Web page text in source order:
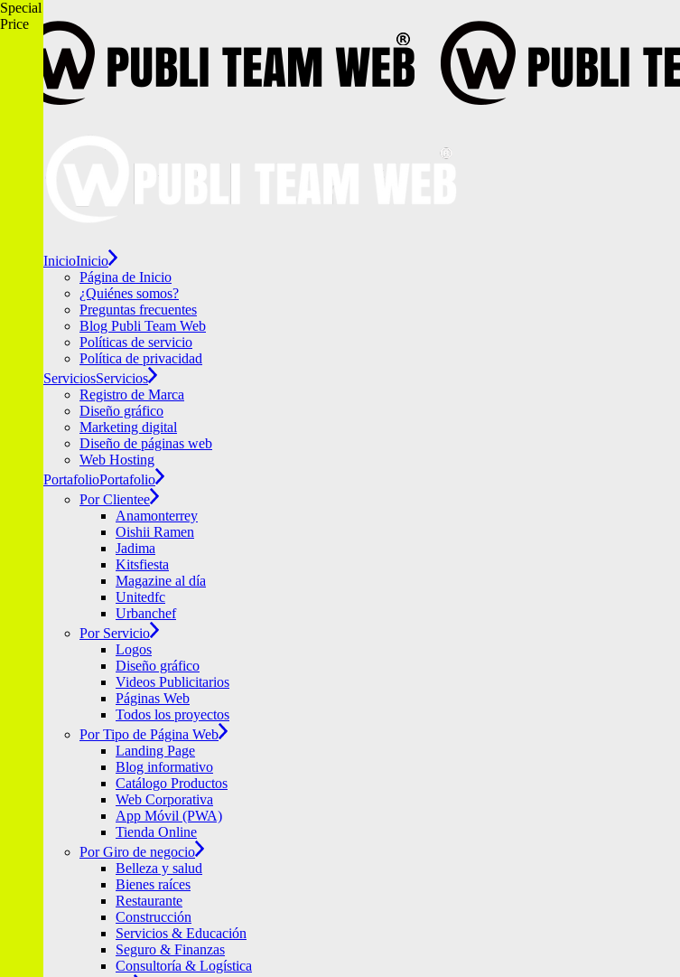
Skip
to
InicioInicio
Página de Inicio
¿Quiénes somos?
Preguntas frecuentes
Blog Publi Team Web
Políticas de servicio
Política de privacidad
ServiciosServicios
Registro de Marca
Diseño gráfico
Marketing digital
Diseño de páginas web
Web Hosting
PortafolioPortafolio
Por Clientee
Anamonterrey
Oishii Ramen
Jadima
Kitsfiesta
Magazine al día
Unitedfc
Urbanchef
Por Servicio
Logos
Diseño gráfico
Videos Publicitarios
Páginas Web
Todos los proyectos
Por Tipo de Página Web
Landing Page
Blog informativo
Catálogo Productos
Web Corporativa
App Móvil (PWA)
Tienda Online
Por Giro de negocio
Belleza y salud
Bienes raíces
Restaurante
Construcción
Servicios & Educación
Seguro & Finanzas
Consultoría & Logística
Special
Price